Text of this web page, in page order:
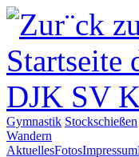
Gymnastik Stockschießen
Wandern
AktuellesFotosImpressum